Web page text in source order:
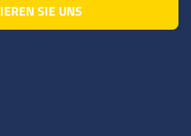
SIE UNS